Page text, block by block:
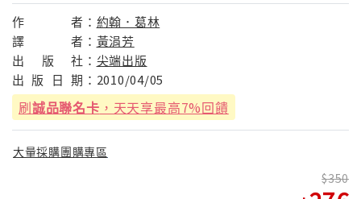
作 者： 約翰．葛林
譯
者： 黃涓芳
出
版 社： 尖端出版
出 版 日 期： 2010/04/05
刷誠品聯名卡 ，天天享最高7%回饋
大量採購團購專區
350